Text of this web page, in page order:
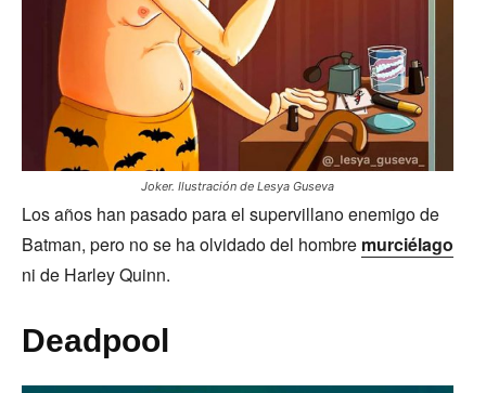
Joker. Ilustración de Lesya Guseva
Los años han pasado para el supervillano enemigo de
Batman, pero no se ha olvidado del hombre murciélago
ni de Harley Quinn.
Deadpool